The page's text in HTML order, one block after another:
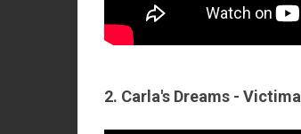
2. Carla's Dreams - Victima